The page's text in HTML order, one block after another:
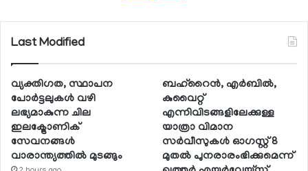
Last Modified
വ്യക്തിഗത, സ്ഥാപന
പോര്‍ട്ടലുകള്‍ വഴി
ലഭ്യമാകുന്ന ചില
ഇലക്ട്രോണിക്
സേവനങ്ങള്‍
വാരാന്ത്യത്തില്‍ മുടങ്ങും
ബഹ്റൈന്‍, എര്‍ബില്‍,
കുവൈറ്റ്
എന്നിവിടങ്ങളിലേക്കുള്ള
യാത്രാ വിമാന
സര്‍വീസുകള്‍ ഓഗസ്റ്റ് 8
മുതല്‍ പുനരാരംഭിക്കുമെന്ന്